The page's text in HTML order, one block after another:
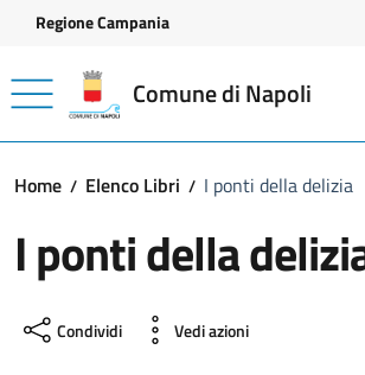
Vai ai contenuti
Vai al footer
Regione Campania
Comune di Napoli
Home Elenco Libri I ponti della delizia
I ponti della
Condividi Vedi azioni